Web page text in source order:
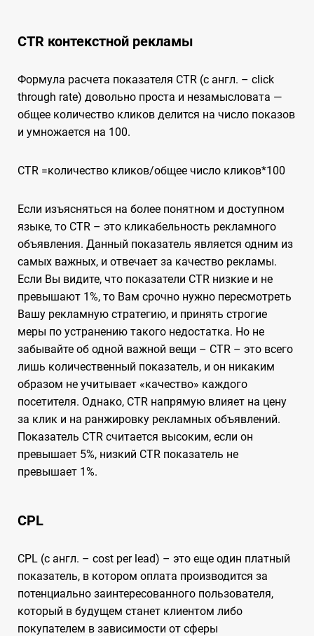
CTR контекстной рекламы
Формула расчета показателя CTR (с англ. – click
through rate) довольно проста и незамысловата —
общее количество кликов делится на число показов
и умножается на 100.
CTR =количество кликов/общее число кликов*100
Если изъясняться на более понятном и доступном
языке, то CTR – это кликабельность рекламного
объявления. Данный показатель является одним из
самых важных, и отвечает за качество рекламы.
Если Вы видите, что показатели CTR низкие и не
превышают 1%, то Вам срочно нужно пересмотреть
Вашу рекламную стратегию, и принять строгие
меры по устранению такого недостатка. Но не
забывайте об одной важной вещи – CTR – это всего
лишь количественный показатель, и он никаким
образом не учитывает «качество» каждого
посетителя. Однако, CTR напрямую влияет на цену
за клик и на ранжировку рекламных объявлений.
Показатель CTR считается высоким, если он
превышает 5%, низкий CTR показатель не
превышает 1%.
CPL
CPL (с англ. – cost per lead) – это еще один платный
показатель, в котором оплата производится за
потенциально заинтересованного пользователя,
который в будущем станет клиентом либо
покупателем в зависимости от сферы